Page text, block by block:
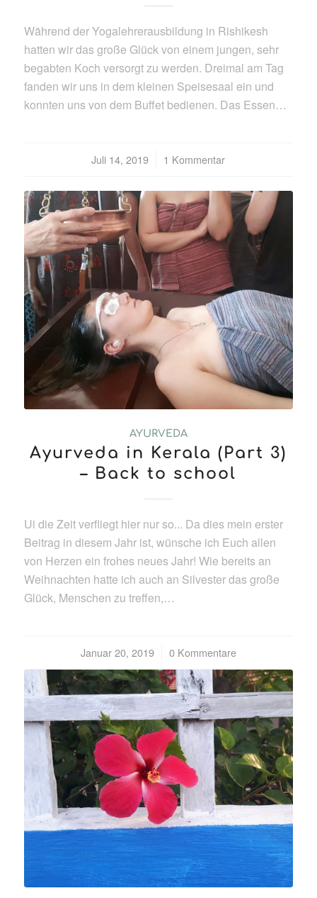
Während der Yogalehrerausbildung in Rishikesh
hatten wir das große Glück von einem jungen, sehr
begabten Koch versorgt zu werden. Dreimal am Tag
fanden wir uns in dem kleinen Speisesaal ein und
konnten uns von dem Buffet bedienen. Das Essen…
Juli 14, 2019
/ 1 Kommentar
AYURVEDA
Ayurveda in Kerala (Part 3)
– Back to school
Ui die Zeit verfliegt hier nur so... Da dies mein erster
Beitrag in diesem Jahr ist, wünsche ich Euch allen
von Herzen ein frohes neues Jahr! Wie bereits an
Weihnachten hatte ich auch an Silvester das große
Glück, Menschen zu treffen,…
Januar 20, 2019
/ 0 Kommentare